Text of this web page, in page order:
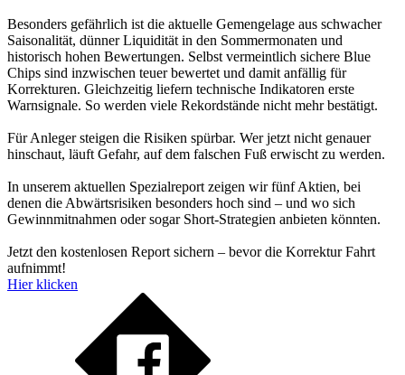
Besonders gefährlich ist die aktuelle Gemengelage aus schwacher
Saisonalität, dünner Liquidität in den Sommermonaten und
historisch hohen Bewertungen. Selbst vermeintlich sichere Blue
Chips sind inzwischen teuer bewertet und damit anfällig für
Korrekturen. Gleichzeitig liefern technische Indikatoren erste
Warnsignale. So werden viele Rekordstände nicht mehr bestätigt.
Für Anleger steigen die Risiken spürbar. Wer jetzt nicht genauer
hinschaut, läuft Gefahr, auf dem falschen Fuß erwischt zu werden.
In unserem aktuellen Spezialreport zeigen wir fünf Aktien, bei
denen die Abwärtsrisiken besonders hoch sind – und wo sich
Gewinnmitnahmen oder sogar Short-Strategien anbieten könnten.
Jetzt den kostenlosen Report sichern – bevor die Korrektur Fahrt
aufnimmt!
Hier klicken